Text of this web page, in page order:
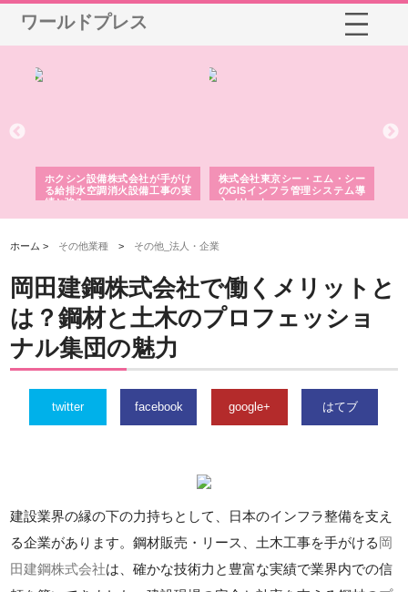
ワールドプレス
ホクシン設備株式会社が手がけ
る給排水空調消火設備工事の実
績と強み
株式会社東京シー・エム・シー
のGISインフラ管理システム導
入メリット
ホーム > その他業種 > その他_法人・企業
岡田建鋼株式会社で働くメリットと
は？鋼材と土木のプロフェッショ
ナル集団の魅力
twitter facebook google+ はてブ
建設業界の縁の下の力持ちとして、日本のインフラ整備を支え
る企業があります。鋼材販売・リース、土木工事を手がける岡
田建鋼株式会社は、確かな技術力と豊富な実績で業界内での信